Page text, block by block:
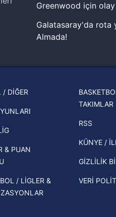
yer alan panel
Metnimizi
Kanunu uyarınca
çerezlerle ilgili bilgi almak için
Greenwood için
Galatasaray'da rota
Almada!
muhtemel rakibi
İspanya-Arjantin
Beşiktaş'ın UEFA
Eleme Turu
/ DİĞER
& PUAN
/ LİGLER &
TAKIMLAR
RSS
KÜNYE /
GİZLİLİK
VERİ